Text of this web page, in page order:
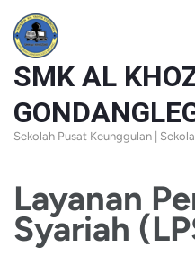
Skip
to
content
(Press
Enter)
SMK AL
Sekolah Pusat Keunggulan |
Layanan
Syariah